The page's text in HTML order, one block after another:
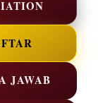
JAWAB